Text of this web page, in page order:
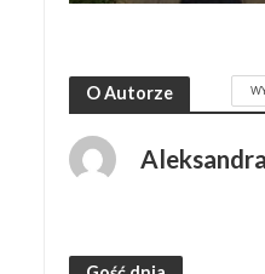
O Autorze